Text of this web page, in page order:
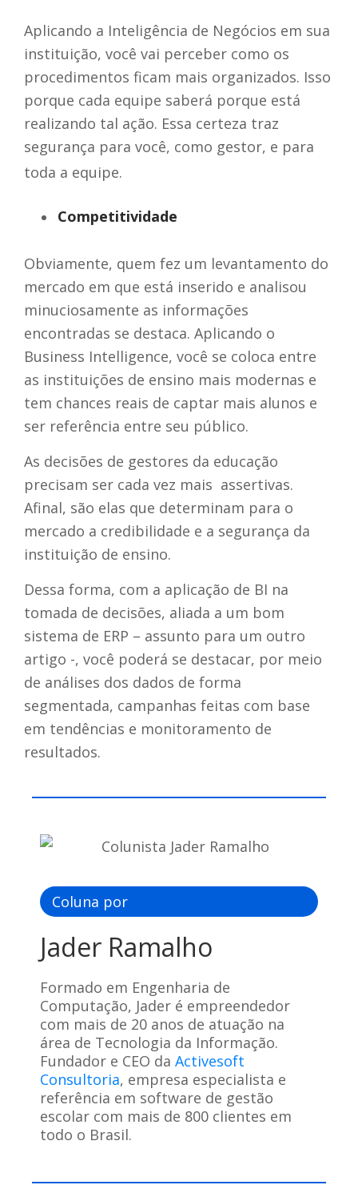
Aplicando a Inteligência de Negócios em sua
instituição, você vai perceber como os
procedimentos ficam mais organizados. Isso
porque cada equipe saberá porque está
realizando tal ação. Essa certeza traz
segurança para você, como gestor, e para
toda a equipe.
Competitividade
Obviamente, quem fez um levantamento do
mercado em que está inserido e analisou
minuciosamente as informações
encontradas se destaca. Aplicando o
Business Intelligence, você se coloca entre
as instituições de ensino mais modernas e
tem chances reais de captar mais alunos e
ser referência entre seu público.
As decisões de gestores da educação
precisam ser cada vez mais assertivas.
Afinal, são elas que determinam para o
mercado a credibilidade e a segurança da
instituição de ensino.
Dessa forma, com a aplicação de BI na
tomada de decisões, aliada a um bom
sistema de ERP – assunto para um outro
artigo -, você poderá se destacar, por meio
de análises dos dados de forma
segmentada, campanhas feitas com base
em tendências e monitoramento de
resultados.
Coluna por
Jader Ramalho
Formado em Engenharia de
Computação, Jader é empreendedor
com mais de 20 anos de atuação na
área de Tecnologia da Informação.
Fundador e CEO da Activesoft
Consultoria, empresa especialista e
referência em software de gestão
escolar com mais de 800 clientes em
todo o Brasil.